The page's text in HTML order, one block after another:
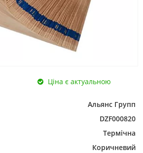
Ціна є актуальною
Альянс Групп
DZF000820
Термічна
Коричневий